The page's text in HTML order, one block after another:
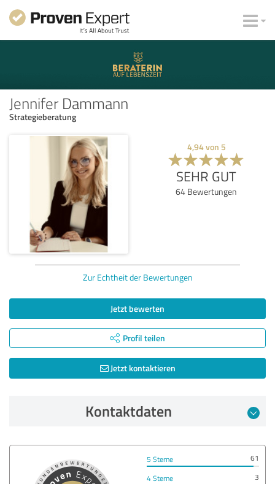
Jennifer Dammann
Strategieberatung
4,94von 5
SEHR GUT
64 Bewertungen
Zur Echtheit der Bewertungen
Jetzt bewerten
Profil teilen
Jetzt kontaktieren
Kontaktdaten
5 Sterne
61
4 Sterne
3